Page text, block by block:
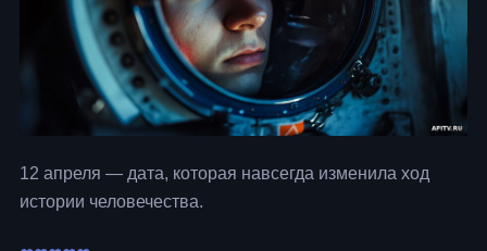
12 апреля — дата, которая навсегда изменила ход
истории человечества.